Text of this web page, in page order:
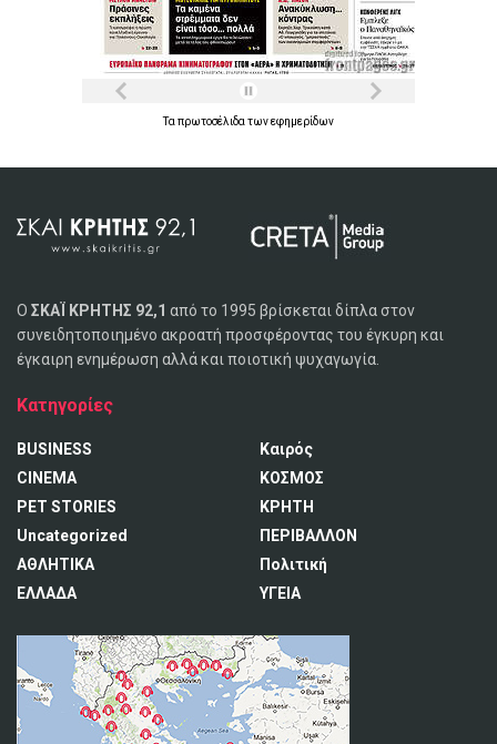
Τα πρωτοσέλιδα τωνεφημερίδων
Ο ΣΚΑΪ ΚΡΗΤΗΣ 92,1 από το 1995 βρίσκεται δίπλα στον
συνειδητοποιημένο ακροατή προσφέροντας του έγκυρη και
έγκαιρη ενημέρωση αλλά και ποιοτική ψυχαγωγία.
Κατηγορίες
BUSINESS
CINEMA
PET STORIES
Uncategorized
ΑΘΛΗΤΙΚΑ
ΕΛΛΑΔΑ
Καιρός
ΚΟΣΜΟΣ
ΚΡΗΤΗ
ΠΕΡΙΒΑΛΛΟΝ
Πολιτική
ΥΓΕΙΑ